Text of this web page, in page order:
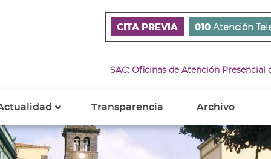
CITA PREVIA 010 Atención
SAC: Oficinas de Atención
Transparencia Archivo